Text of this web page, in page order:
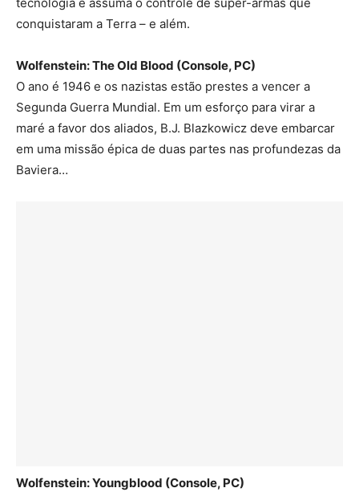
conquistaram a Terra – e além.
Wolfenstein: The Old Blood (Console, PC)
O ano é 1946 e os nazistas estão prestes a vencer a
Segunda Guerra Mundial. Em um esforço para virar a
maré a favor dos aliados, B.J. Blazkowicz deve embarcar
em uma missão épica de duas partes nas profundezas da
Baviera…
Wolfenstein: Youngblood (Console, PC)